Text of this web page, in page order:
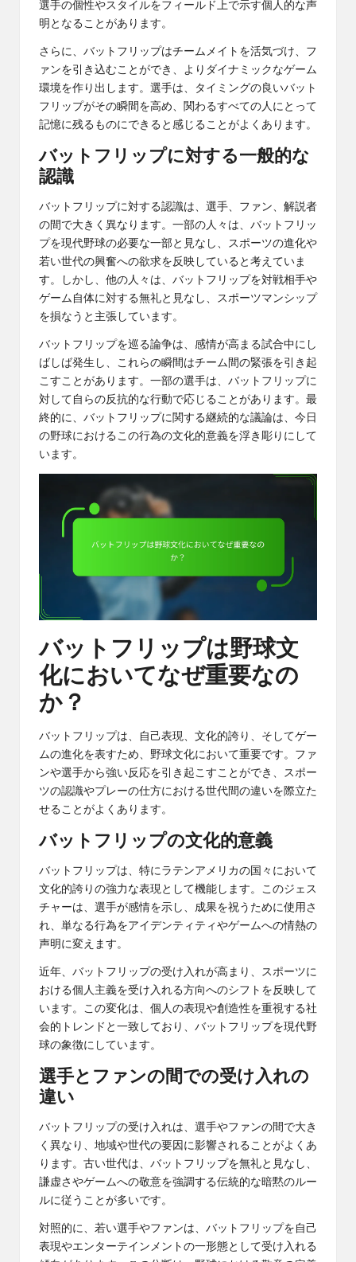
選手の個性やスタイルをフィールド上で示す個人的な声
明となることがあります。
さらに、バットフリップはチームメイトを活気づけ、フ
ァンを引き込むことができ、よりダイナミックなゲーム
環境を作り出します。選手は、タイミングの良いバット
フリップがその瞬間を高め、関わるすべての人にとって
記憶に残るものにできると感じることがよくあります。
バットフリップに対する一般的な
認識
バットフリップに対する認識は、選手、ファン、解説者
の間で大きく異なります。一部の人々は、バットフリッ
プを現代野球の必要な一部と見なし、スポーツの進化や
若い世代の興奮への欲求を反映していると考えていま
す。しかし、他の人々は、バットフリップを対戦相手や
ゲーム自体に対する無礼と見なし、スポーツマンシップ
を損なうと主張しています。
バットフリップを巡る論争は、感情が高まる試合中にし
ばしば発生し、これらの瞬間はチーム間の緊張を引き起
こすことがあります。一部の選手は、バットフリップに
対して自らの反抗的な行動で応じることがあります。最
終的に、バットフリップに関する継続的な議論は、今日
の野球におけるこの行為の文化的意義を浮き彫りにして
います。
バットフリップは野球文
化においてなぜ重要なの
か？
バットフリップは、自己表現、文化的誇り、そしてゲー
ムの進化を表すため、野球文化において重要です。ファ
ンや選手から強い反応を引き起こすことができ、スポー
ツの認識やプレーの仕方における世代間の違いを際立た
せることがよくあります。
バットフリップの文化的意義
バットフリップは、特にラテンアメリカの国々において
文化的誇りの強力な表現として機能します。このジェス
チャーは、選手が感情を示し、成果を祝うために使用さ
れ、単なる行為をアイデンティティやゲームへの情熱の
声明に変えます。
近年、バットフリップの受け入れが高まり、スポーツに
おける個人主義を受け入れる方向へのシフトを反映して
います。この変化は、個人の表現や創造性を重視する社
会的トレンドと一致しており、バットフリップを現代野
球の象徴にしています。
選手とファンの間での受け入れの
違い
バットフリップの受け入れは、選手やファンの間で大き
く異なり、地域や世代の要因に影響されることがよくあ
ります。古い世代は、バットフリップを無礼と見なし、
謙虚さやゲームへの敬意を強調する伝統的な暗黙のルー
ルに従うことが多いです。
対照的に、若い選手やファンは、バットフリップを自己
表現やエンターテインメントの一形態として受け入れる